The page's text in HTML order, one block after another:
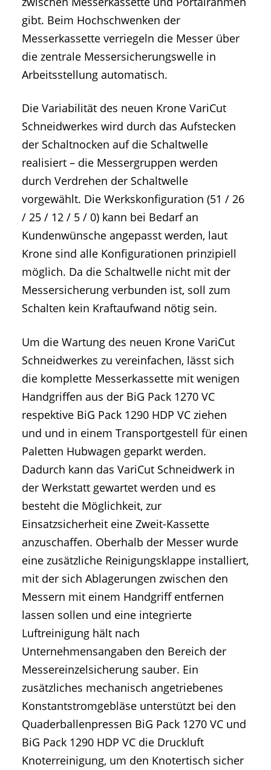
gibt. Beim Hochschwenken der
Messerkassette verriegeln die Messer über
die zentrale Messersicherungswelle in
Arbeitsstellung automatisch.
Die Variabilität des neuen Krone VariCut
Schneidwerkes wird durch das Aufstecken
der Schaltnocken auf die Schaltwelle
realisiert – die Messergruppen werden
durch Verdrehen der Schaltwelle
vorgewählt. Die Werkskonfiguration (51 / 26
/ 25 / 12 / 5 / 0) kann bei Bedarf an
Kundenwünsche angepasst werden, laut
Krone sind alle Konfigurationen prinzipiell
möglich. Da die Schaltwelle nicht mit der
Messersicherung verbunden ist, soll zum
Schalten kein Kraftaufwand nötig sein.
Um die Wartung des neuen Krone VariCut
Schneidwerkes zu vereinfachen, lässt sich
die komplette Messerkassette mit wenigen
Handgriffen aus der BiG Pack 1270 VC
respektive BiG Pack 1290 HDP VC ziehen
und und in einem Transportgestell für einen
Paletten Hubwagen geparkt werden.
Dadurch kann das VariCut Schneidwerk in
der Werkstatt gewartet werden und es
besteht die Möglichkeit, zur
Einsatzsicherheit eine Zweit-Kassette
anzuschaffen. Oberhalb der Messer wurde
eine zusätzliche Reinigungsklappe installiert,
mit der sich Ablagerungen zwischen den
Messern mit einem Handgriff entfernen
lassen sollen und eine integrierte
Luftreinigung hält nach
Unternehmensangaben den Bereich der
Messereinzelsicherung sauber. Ein
zusätzliches mechanisch angetriebenes
Konstantstromgebläse unterstützt bei den
Quaderballenpressen BiG Pack 1270 VC und
BiG Pack 1290 HDP VC die Druckluft
Knoterreinigung, um den Knotertisch sicher